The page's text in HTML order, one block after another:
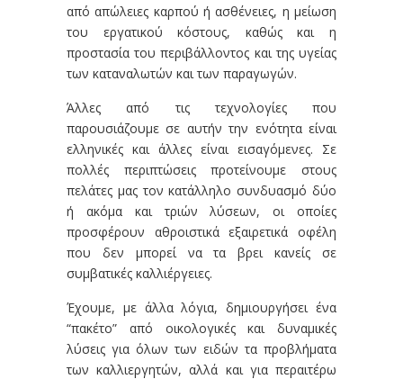
από απώλειες καρπού ή ασθένειες, η μείωση
του εργατικού κόστους, καθώς και η
προστασία του περιβάλλοντος και της υγείας
των καταναλωτών και των παραγωγών.
Άλλες από τις τεχνολογίες που
παρουσιάζουμε σε αυτήν την ενότητα είναι
ελληνικές και άλλες είναι εισαγόμενες. Σε
πολλές περιπτώσεις προτείνουμε στους
πελάτες μας τον κατάλληλο συνδυασμό δύο
ή ακόμα και τριών λύσεων, οι οποίες
προσφέρουν αθροιστικά εξαιρετικά οφέλη
που δεν μπορεί να τα βρει κανείς σε
συμβατικές καλλιέργειες.
Έχουμε, με άλλα λόγια, δημιουργήσει ένα
“πακέτο” από οικολογικές και δυναμικές
λύσεις για όλων των ειδών τα προβλήματα
των καλλιεργητών, αλλά και για περαιτέρω